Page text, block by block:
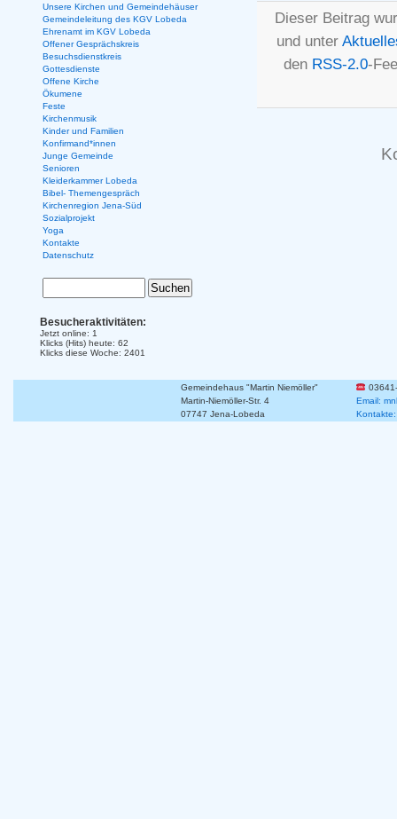
Dieser Beitrag
und unter
den RSS-2.0-
Unsere Kirchen und Gemeindehäuser
Gemeindeleitung des KGV Lobeda
Ehrenamt im KGV Lobeda
Offener Gesprächskreis
Besuchsdienstkreis
Gottesdienste
Offene Kirche
Ökumene
Feste
Kirchenmusik
Kinder und Familien
Konfirmand*innen
Junge Gemeinde
Senioren
Kleiderkammer Lobeda
Bibel- Themengespräch
Kirchenregion Jena-Süd
Sozialprojekt
Yoga
Kontakte
Datenschutz
Besucheraktivitäten:
Jetzt online: 1
Klicks (Hits) heute: 62
Klicks diese Woche: 2401
Gemeindehaus "Martin Niemöller"
Martin-Niemöller-Str. 4
Email:
07747 Jena-Lobeda